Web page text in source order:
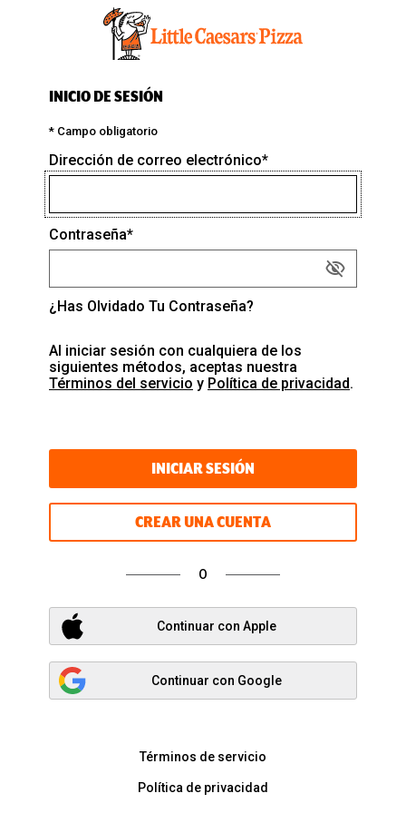
INICIO DE SESIÓN
* Campo obligatorio
Dirección de correo electrónico*
Contraseña*
visibility_off
Show
Password
¿Has Olvidado Tu Contraseña?
Al iniciar sesión con cualquiera de los
siguientes métodos, aceptas nuestra
Términos del servicio y Política de privacidad.
INICIAR SESIÓN
CREAR UNA CUENTA
O
Continuar con Apple
Continuar con Google
Términos de servicio
Política de privacidad